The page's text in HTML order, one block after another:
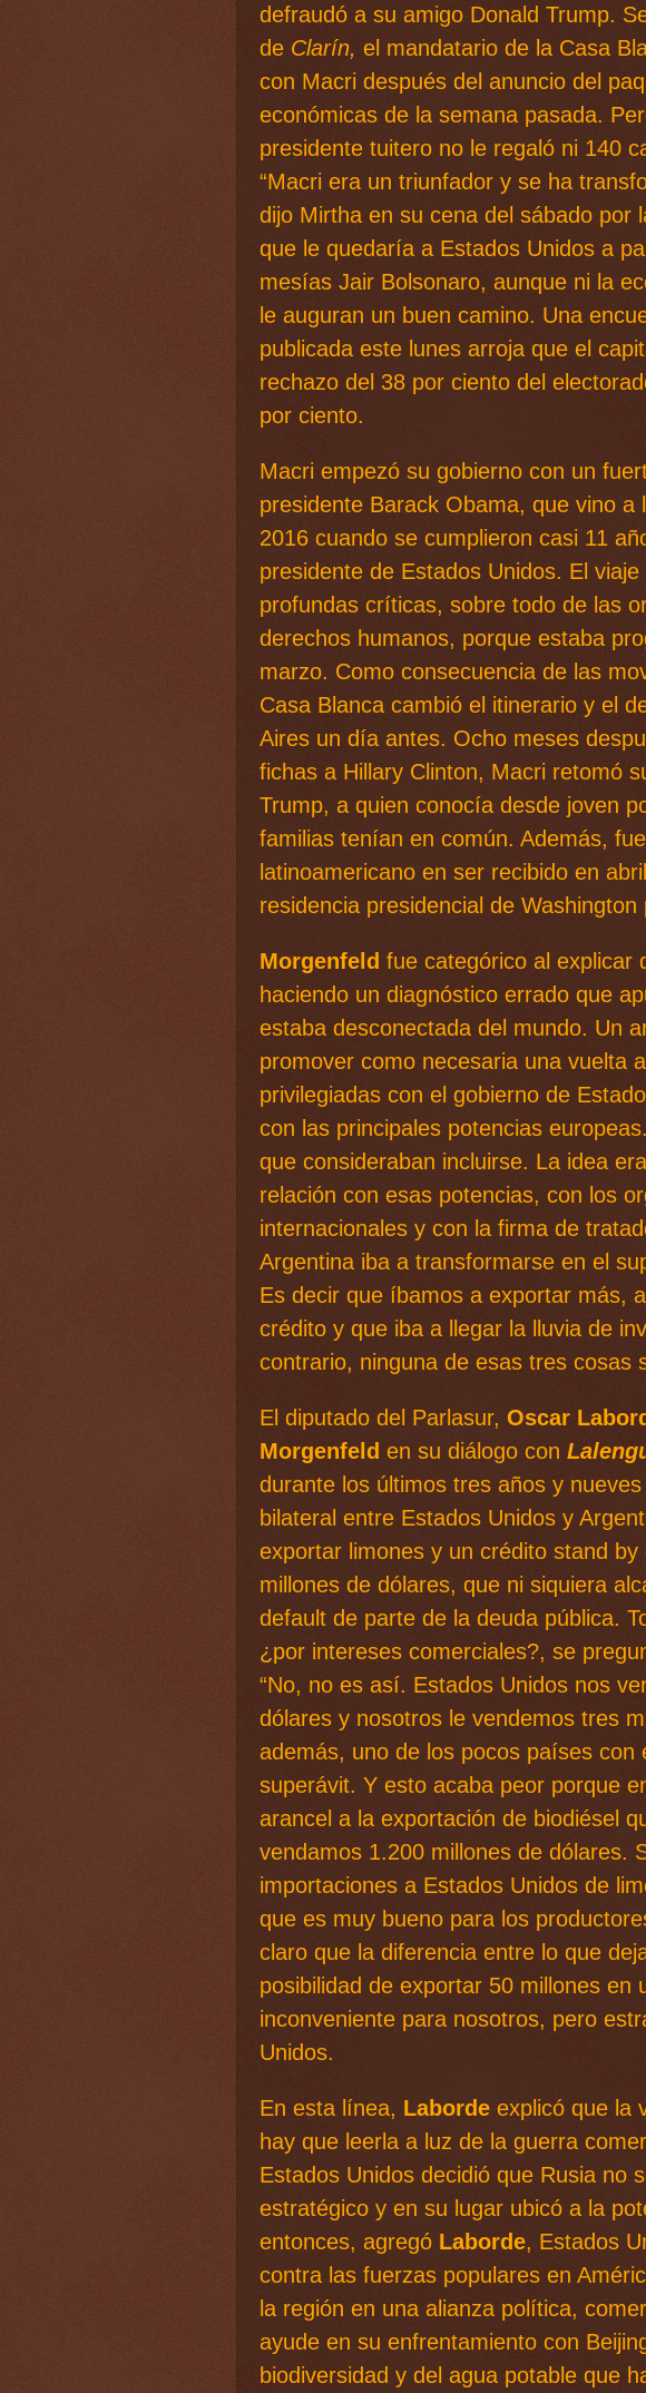
defraudó a su amigo Donald Trump.
de Clarín, el mandatario de la Casa
con Macri después del anuncio del
económicas de la semana pasada.
presidente tuitero no le regaló ni 140
“Macri era un triunfador y se ha
dijo Mirtha en su cena del sábado por
que le quedaría a Estados Unidos a
mesías Jair Bolsonaro, aunque ni la
le auguran un buen camino. Una
publicada este lunes arroja que el
rechazo del 38 por ciento del
por ciento.
Macri empezó su gobierno con un
presidente Barack Obama, que vino a
2016 cuando se cumplieron casi 11
presidente de Estados Unidos. El
profundas críticas, sobre todo de las
derechos humanos, porque estaba
marzo. Como consecuencia de las
Casa Blanca cambió el itinerario y el
Aires un día antes. Ocho meses
fichas a Hillary Clinton, Macri retomó
Trump, a quien conocía desde joven
familias tenían en común. Además,
latinoamericano en ser recibido en
residencia presidencial de
Morgenfeld fue categórico al explicar
haciendo un diagnóstico errado que
estaba desconectada del mundo. Un
promover como necesaria una vuelta
privilegiadas con el gobierno de
con las principales potencias
que consideraban incluirse. La idea
relación con esas potencias, con los
internacionales y con la firma de
Argentina iba a transformarse en el
Es decir que íbamos a exportar más,
crédito y que iba a llegar la lluvia de
contrario, ninguna de esas tres cosas
El diputado del Parlasur, Oscar
Morgenfeld en su diálogo con
durante los últimos tres años y
bilateral entre Estados Unidos y
exportar limones y un crédito stand by
millones de dólares, que ni siquiera
default de parte de la deuda pública.
¿por intereses comerciales?, se
“No, no es así. Estados Unidos nos
dólares y nosotros le vendemos tres
además, uno de los pocos países con
superávit. Y esto acaba peor porque
arancel a la exportación de biodiésel
vendamos 1.200 millones de dólares.
importaciones a Estados Unidos de
que es muy bueno para los
claro que la diferencia entre lo que
posibilidad de exportar 50 millones en
inconveniente para nosotros, pero
Unidos.
En esta línea, Laborde explicó que la
hay que leerla a luz de la guerra
Estados Unidos decidió que Rusia no
estratégico y en su lugar ubicó a la
entonces, agregó Laborde, Estados
contra las fuerzas populares en
la región en una alianza política,
ayude en su enfrentamiento con
biodiversidad y del agua potable que